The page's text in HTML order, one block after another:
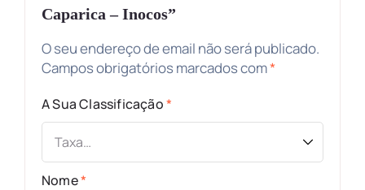
Caparica – Inocos”
O seu endereço de email não será publicado.
Campos obrigatórios marcados com*
A Sua Classificação*
Nome*